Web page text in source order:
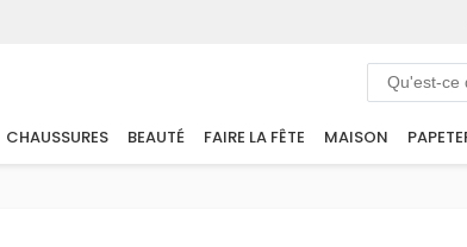
CHAUSSURES BEAUTÉ FAIRE LA FÊTE MAISON